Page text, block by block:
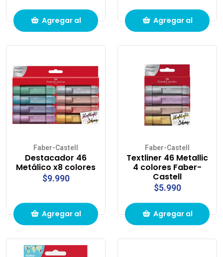
Agregar al
compras
Agregar al
compras
Faber-Castell
Destacador 46
Metálico x8 colores
$9.990
Agregar al
Faber-Castell
Textliner 46 Metallic
4 colores Faber-
Castell
$5.990
Agregar al